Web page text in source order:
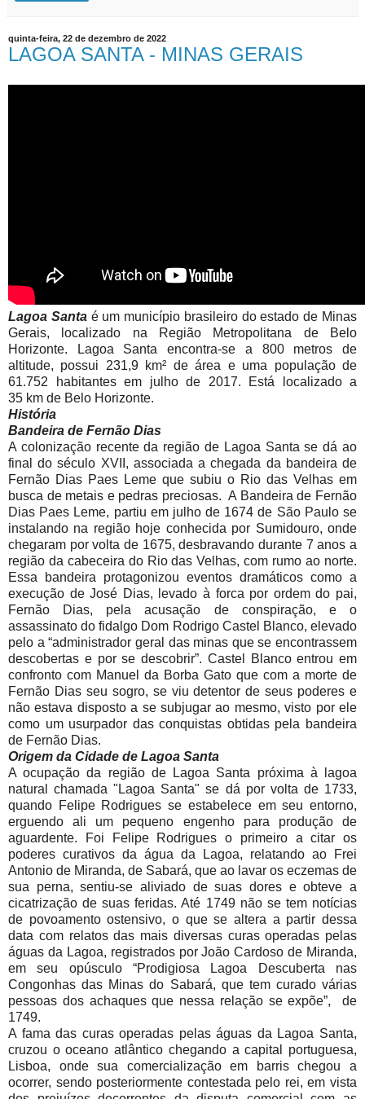
quinta-feira, 22 de dezembro de 2022
LAGOA SANTA - MINAS GERAIS
Lagoa Santaé um município brasileiro do estado de Minas
Gerais, localizado na Região Metropolitana de Belo
Horizonte. Lagoa Santa encontra-se a 800 metros de
altitude, possui 231,9 km² de área e uma população de
61.752 habitantes em julho de 2017. Está localizado a
35 km de Belo Horizonte.
História
Bandeira de Fernão Dias
A colonização recente da região de Lagoa Santa se dá ao
final do século XVII, associada a chegada da bandeira de
Fernão Dias Paes Leme que subiu o Rio das Velhas em
busca de metais e pedras preciosas. A Bandeira de Fernão
Dias Paes Leme, partiu em julho de 1674 de São Paulo se
instalando na região hoje conhecida por Sumidouro, onde
chegaram por volta de 1675, desbravando durante 7 anos a
região da cabeceira do Rio das Velhas, com rumo ao norte.
Essa bandeira protagonizou eventos dramáticos como a
execução de José Dias, levado à forca por ordem do pai,
Fernão Dias, pela acusação de conspiração, e o
assassinato do fidalgo Dom Rodrigo Castel Blanco, elevado
pelo a “administrador geral das minas que se encontrassem
descobertas e por se descobrir”. Castel Blanco entrou em
confronto com Manuel da Borba Gato que com a morte de
Fernão Dias seu sogro, se viu detentor de seus poderes e
não estava disposto a se subjugar ao mesmo, visto por ele
como um usurpador das conquistas obtidas pela bandeira
de Fernão Dias.
Origem da Cidade de Lagoa Santa
A ocupação da região de Lagoa Santa próxima à lagoa
natural chamada "Lagoa Santa" se dá por volta de 1733,
quando Felipe Rodrigues se estabelece em seu entorno,
erguendo ali um pequeno engenho para produção de
aguardente. Foi Felipe Rodrigues o primeiro a citar os
poderes curativos da água da Lagoa, relatando ao Frei
Antonio de Miranda, de Sabará, que ao lavar os eczemas de
sua perna, sentiu-se aliviado de suas dores e obteve a
cicatrização de suas feridas. Até 1749 não se tem notícias
de povoamento ostensivo, o que se altera a partir dessa
data com relatos das mais diversas curas operadas pelas
águas da Lagoa, registrados por João Cardoso de Miranda,
em seu opúsculo “Prodigiosa Lagoa Descuberta nas
Congonhas das Minas do Sabará, que tem curado várias
pessoas dos achaques que nessa relação se expõe”, de
1749.
A fama das curas operadas pelas águas da Lagoa Santa,
cruzou o oceano atlântico chegando a capital portuguesa,
Lisboa, onde sua comercialização em barris chegou a
ocorrer, sendo posteriormente contestada pelo rei, em vista